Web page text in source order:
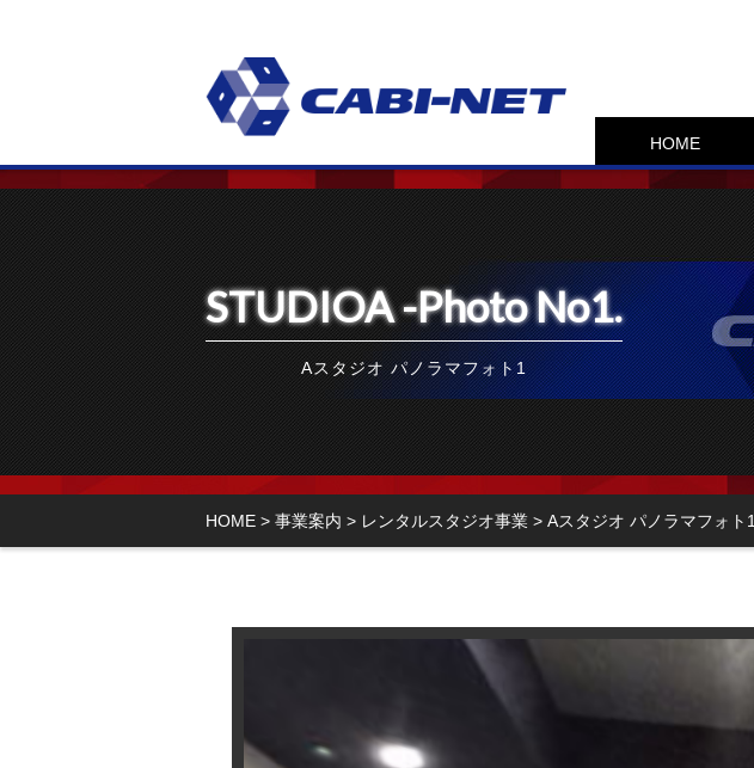
HOME
STUDIOA -Photo No1.
Aスタジオ パノラマフォト1
HOME > 事業案内 > レンタルスタジオ事業 > Aスタジオ パノラマフォト1